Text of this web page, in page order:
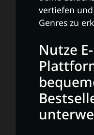
vertiefen
Genres zu
Nutze